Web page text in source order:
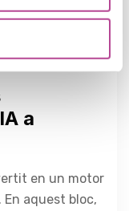
Alonso
a
en un motor
aquest bloc,